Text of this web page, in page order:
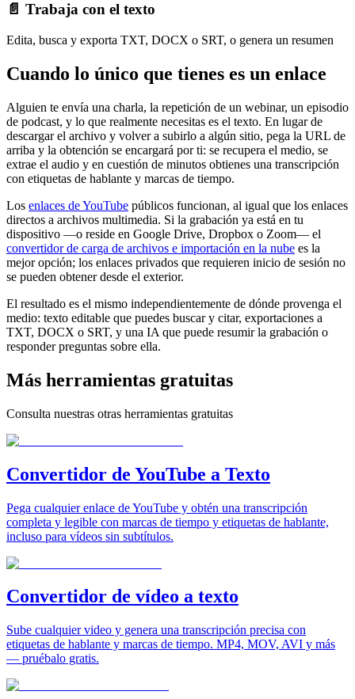
📄 Trabaja con el texto
Edita, busca y exporta TXT, DOCX o SRT, o genera un resumen
Cuando lo único que tienes es un enlace
Alguien te envía una charla, la repetición de un webinar, un episodio
de podcast, y lo que realmente necesitas es el texto. En lugar de
descargar el archivo y volver a subirlo a algún sitio, pega la URL de
arriba y la obtención se encargará por ti: se recupera el medio, se
extrae el audio y en cuestión de minutos obtienes una transcripción
con etiquetas de hablante y marcas de tiempo.
Los enlaces de YouTube públicos funcionan, al igual que los enlaces
directos a archivos multimedia. Si la grabación ya está en tu
dispositivo —o reside en Google Drive, Dropbox o Zoom— el
convertidor de carga de archivos e importación en la nube es la
mejor opción; los enlaces privados que requieren inicio de sesión no
se pueden obtener desde el exterior.
El resultado es el mismo independientemente de dónde provenga el
medio: texto editable que puedes buscar y citar, exportaciones a
TXT, DOCX o SRT, y una IA que puede resumir la grabación o
responder preguntas sobre ella.
Más herramientas gratuitas
Consulta nuestras otras herramientas gratuitas
Convertidor de YouTube a Texto
Pega cualquier enlace de YouTube y obtén una transcripción
completa y legible con marcas de tiempo y etiquetas de hablante,
incluso para vídeos sin subtítulos.
Convertidor de vídeo a texto
Sube cualquier video y genera una transcripción precisa con
etiquetas de hablante y marcas de tiempo. MP4, MOV, AVI y más
— pruébalo gratis.